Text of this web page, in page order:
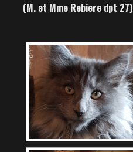
(M. et Mme Rebiere dpt 27)